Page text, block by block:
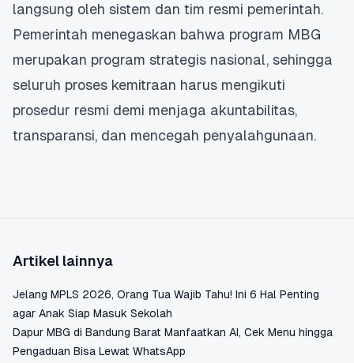
langsung oleh sistem dan tim resmi pemerintah.
Pemerintah menegaskan bahwa program MBG
merupakan program strategis nasional, sehingga
seluruh proses kemitraan harus mengikuti
prosedur resmi demi menjaga akuntabilitas,
transparansi, dan mencegah penyalahgunaan.
Artikel lainnya
Jelang MPLS 2026, Orang Tua Wajib Tahu! Ini 6 Hal Penting
agar Anak Siap Masuk Sekolah
Dapur MBG di Bandung Barat Manfaatkan AI, Cek Menu hingga
Pengaduan Bisa Lewat WhatsApp